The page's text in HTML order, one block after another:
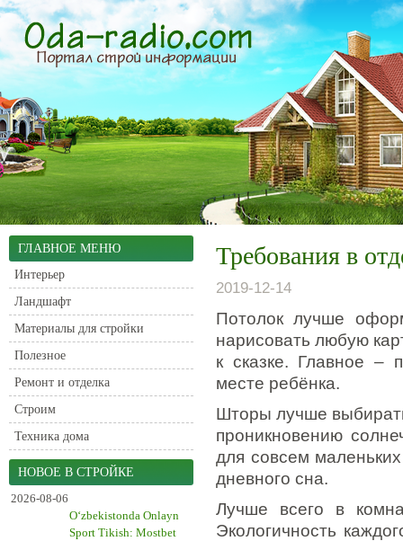
ГЛАВНОЕ МЕНЮ
Интерьер
Ландшафт
Материалы для стройки
Полезное
Ремонт и отделка
Строим
Техника дома
НОВОЕ В СТРОЙКЕ
2026-08-06
O‘zbekistonda Onlayn
Sport Tikish: Mostbet
Требования в
2019-12-14
Потолок лучше
нарисовать любую
к сказке. Главное –
месте ребёнка.
Шторы лучше
проникновению
для совсем
дневного сна.
Лучше всего в
Экологичность